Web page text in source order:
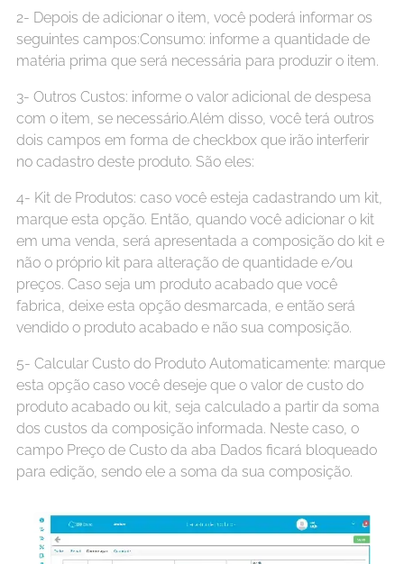
2- Depois de adicionar o item, você poderá informar os
seguintes campos:Consumo: informe a quantidade de
matéria prima que será necessária para produzir o item.
3- Outros Custos: informe o valor adicional de despesa
com o item, se necessário.Além disso, você terá outros
dois campos em forma de checkbox que irão interferir
no cadastro deste produto. São eles:
4- Kit de Produtos: caso você esteja cadastrando um kit,
marque esta opção. Então, quando você adicionar o kit
em uma venda, será apresentada a composição do kit e
não o próprio kit para alteração de quantidade e/ou
preços. Caso seja um produto acabado que você
fabrica, deixe esta opção desmarcada, e então será
vendido o produto acabado e não sua composição.
5- Calcular Custo do Produto Automaticamente: marque
esta opção caso você deseje que o valor de custo do
produto acabado ou kit, seja calculado a partir da soma
dos custos da composição informada. Neste caso, o
campo Preço de Custo da aba Dados ficará bloqueado
para edição, sendo ele a soma da sua composição.